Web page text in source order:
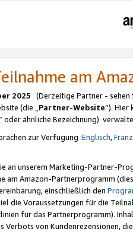
am
2025 (Derzeitige Partner - sehen
(die „Partner-Website“). Hier
oder ähnliche Bezeichnung)
zur Verfügung :Englisch,
an unserem Marketing-Partner-
am Amazon-Partnerprogramm
einschließlich den
die Voraussetzungen für die
für das Partnerprogramm).
Verbots von Kundenrezensionen,